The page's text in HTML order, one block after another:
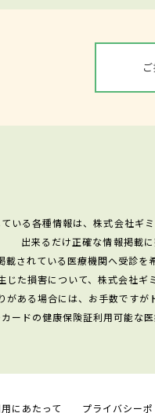
いる各種情報は、株式会社ギ
出来るだけ正確な情報掲載
載されている医療機関へ受診を
じた損害について、株式会社
がある場合には、お手数ですが
ードの健康保険証利用可能な
にあたって プライバシー